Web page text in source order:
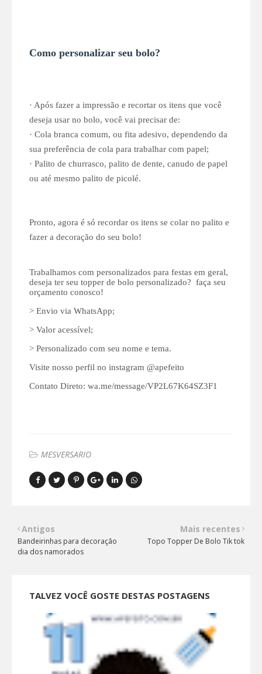
Como personalizar seu bolo?
· Após fazer a impressão e recortar os itens que você
deseja usar no bolo, você vai precisar de:
· Cola branca comum, ou fita adesivo, dependendo da
sua preferência de cola para trabalhar com papel;
· Palito de churrasco, palito de dente, canudo de papel
ou até mesmo palito de picolé.
Pronto, agora é só recordar os itens se colar no palito e
fazer a decoração do seu bolo!
Trabalhamos com personalizados para festas em geral,
deseja ter seu topper de bolo personalizado? faça seu
orçamento conosco!
> Envio via WhatsApp;
> Valor acessível;
> Personalizado com seu nome e tema.
Visite nosso perfil no instagram @apefeito
Contato Direto: wa.me/message/VP2L67K64SZ3F1
MESVERSARIO
Mais recentes
Topo Topper De Bolo Tik tok
Antigos
Bandeirinhas para decoração
dia dos namorados
TALVEZ VOCÊ GOSTE DESTAS POSTAGENS